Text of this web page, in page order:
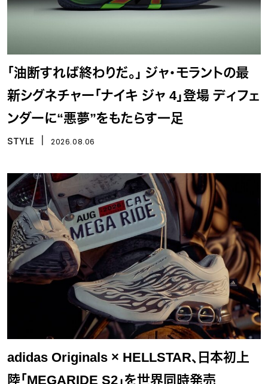
「油断すれば終わりだ。」 ジャ・モラントの最
新シグネチャー「ナイキ ジャ 4」登場 ディフェ
ンダーに“悪夢”をもたらす一足
STYLE 2026.08.06
adidas Originals × HELLSTAR、日本初上
陸「MEGARIDE S2」を世界同時発売